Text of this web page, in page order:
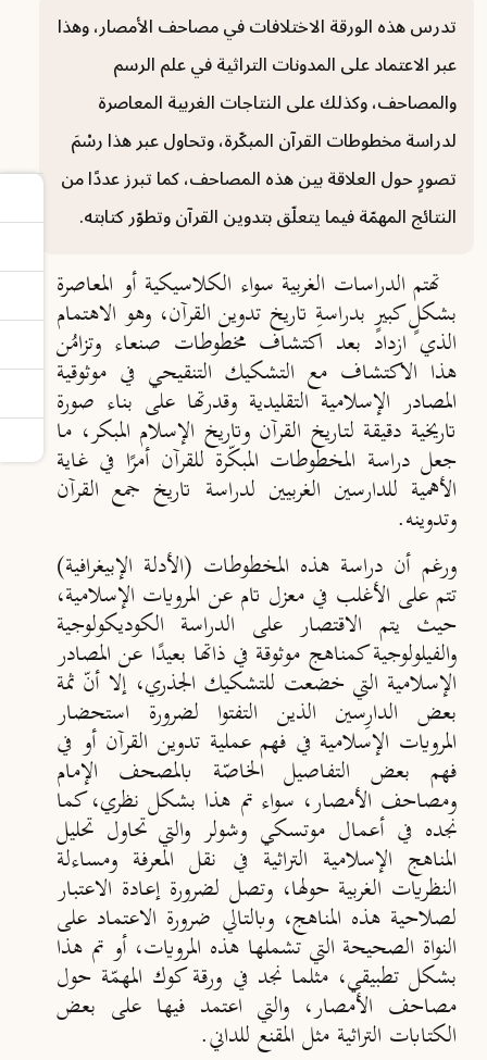
تدرس هذه الورقة الاختلافات في مصاحف الأمصار، وهذا
عبر الاعتماد على المدونات التراثية في علم الرسم
والمصاحف، وكذلك على النتاجات الغربية المعاصرة
لدراسة مخطوطات القرآن المبكّرة، وتحاول عبر هذا رسْمَ
تصورٍ حول العلاقة بين هذه المصاحف، كما تبرز عددًا من
النتائج المهمّة فيما يتعلّق بتدوين القرآن وتطوّر كتابته.
تهتم الدراسات الغربية سواء الكلاسيكية أو المعاصرة
بشكلٍ كبيرٍ بدراسةِ تاريخ تدوين القرآن، وهو الاهتمام
الذي ازداد بعد اكتشاف مخطوطات صنعاء وتزامُن
هذا الاكتشاف مع التشكيك التنقيحي في موثوقية
المصادر الإسلامية التقليدية وقدرتها على بناء صورة
تاريخية دقيقة لتاريخ القرآن وتاريخ الإسلام المبكر، ما
جعل دراسة المخطوطات المبكّرة للقرآن أمرًا في غاية
الأهمية للدارسين الغربيين لدراسة تاريخ جمع القرآن
وتدوينه.
ورغم أن دراسة هذه المخطوطات (الأدلة الإبيغرافية)
تتم على الأغلب في معزل تام عن المرويات الإسلامية،
حيث يتم الاقتصار على الدراسة الكوديكولوجية
والفيلولوجية كمناهج موثوقة في ذاتها بعيدًا عن المصادر
الإسلامية التي خضعت للتشكيك الجذري، إلا أنّ ثمة
بعض الدارِسين الذين التفتوا لضرورة استحضار
المرويات الإسلامية في فهم عملية تدوين القرآن أو في
فهم بعض التفاصيل الخاصّة بالمصحف الإمام
ومصاحف الأمصار، سواء تم هذا بشكل نظري، كما
نجده في أعمال موتسكي وشولر والتي تحاول تحليل
المناهج الإسلامية التراثية في نقل المعرفة ومساءلة
النظريات الغربية حولها، وتصل لضرورة إعادة الاعتبار
لصلاحية هذه المناهج، وبالتالي ضرورة الاعتماد على
النواة الصحيحة التي تشملها هذه المرويات، أو تم هذا
بشكل تطبيقي، مثلما نجد في ورقة كوك المهمّة حول
مصاحف الأمصار، والتي اعتمد فيها على بعض
الكتابات التراثية مثل المقنع للداني.